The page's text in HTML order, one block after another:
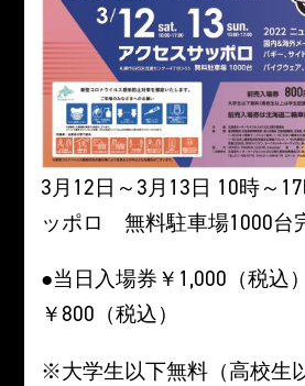
3月12日～3月13日 10時～
ッポロ 無料駐車場1000台
●当日入場券￥1,000（税込
￥800（税込）
※大学生以下無料（高校生